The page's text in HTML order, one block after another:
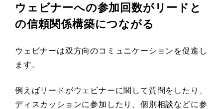
ウェビナーへの参加回数がリードと
の信頼関係構築につながる
ウェビナーは双方向のコミュニケーションを促進し
ます。
例えばリードがウェビナーに関して質問をしたり、
ディスカッションに参加したり、個別相談などに参